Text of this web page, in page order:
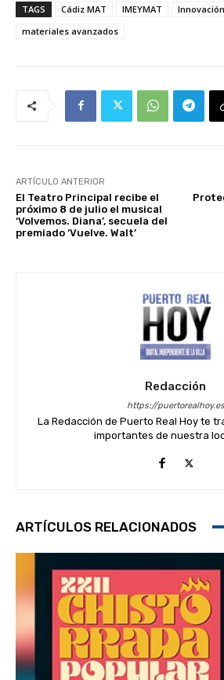
TAGS Cádiz MAT IMEYMAT
Innovación
materiales avanzados
ARTÍCULO ANTERIOR
El Teatro Principal recibe el
próximo 8 de julio el musical
‘Volvemos. Diana’, secuela del
premiado ‘Vuelve. Walt’
Redacción
https://puertorealhoy.es
La Redacción de Puerto Real Hoy te
importantes de nuestra
ARTÍCULOS RELACIONADOS